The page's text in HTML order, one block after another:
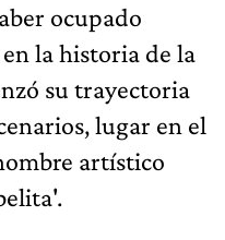
ocupado
la historia de la
su trayectoria
lugar en el
artístico